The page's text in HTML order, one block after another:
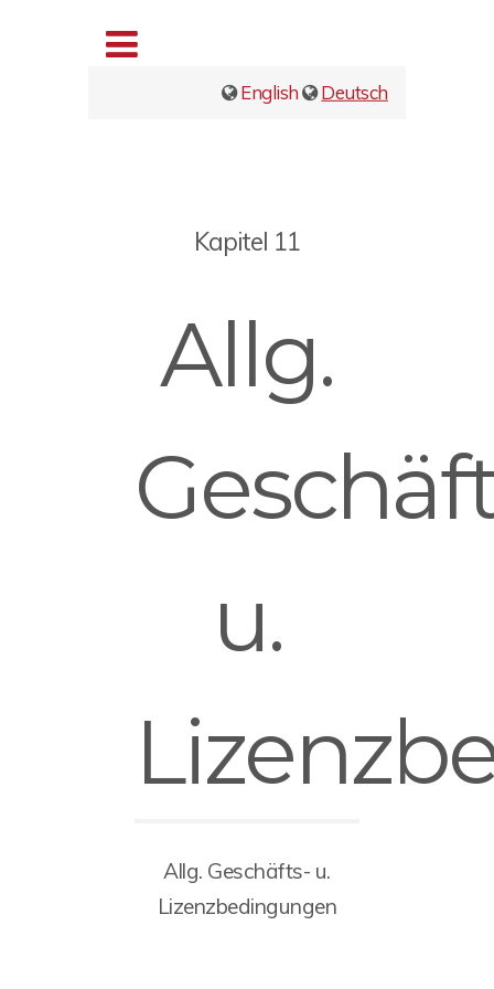
English Deutsch
Kapitel 11
Allg.
u.
Allg. Geschäfts- u.
Lizenzbedingungen